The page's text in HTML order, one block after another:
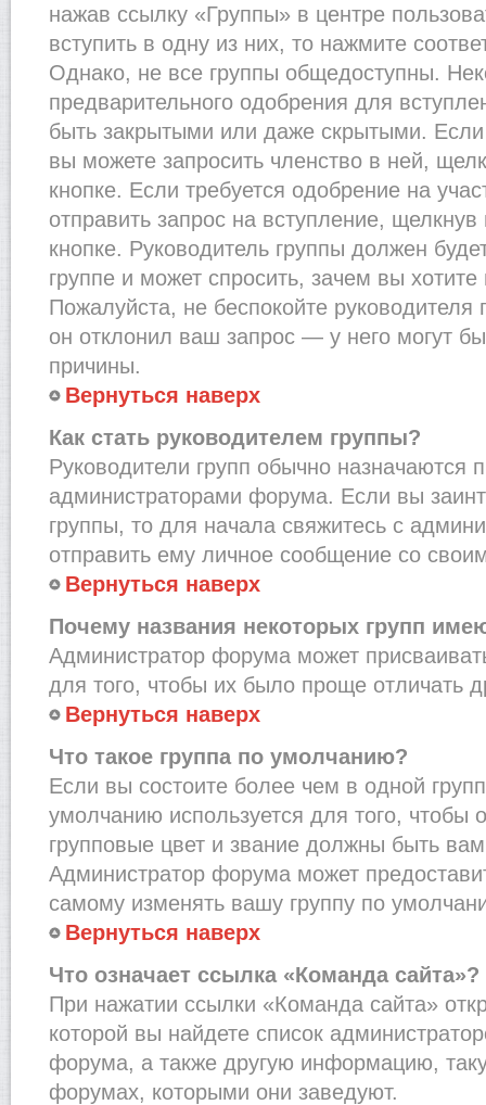
нажав ссылку «Группы» в центре
вступить в одну из них, то нажмите
Однако, не все группы общедоступны.
предварительного одобрения для
быть закрытыми или даже скрытыми. Если
вы можете запросить членство в ней,
кнопке. Если требуется одобрение на
отправить запрос на вступление,
кнопке. Руководитель группы должен
группе и может спросить, зачем вы хотите
Пожалуйста, не беспокойте
он отклонил ваш запрос — у него могут
причины.
Вернуться наверх
Как стать руководителем группы?
Руководители групп обычно назначаются
администраторами форума. Если вы
группы, то для начала свяжитесь с
отправить ему личное сообщение со
Вернуться наверх
Почему названия некоторых групп
Администратор форума может
для того, чтобы их было проще отличать
Вернуться наверх
Что такое группа по умолчанию?
Если вы состоите более чем в одной
умолчанию используется для того, чтобы
групповые цвет и звание должны быть
Администратор форума может
самому изменять вашу группу по
Вернуться наверх
Что означает ссылка «Команда сайта»?
При нажатии ссылки «Команда сайта»
которой вы найдете список
форума, а также другую информацию,
форумах, которыми они заведуют.